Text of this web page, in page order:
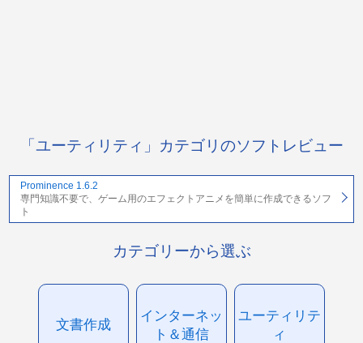
「ユーティリティ」カテゴリのソフトレビュー
Prominence 1.6.2
専門知識不要で、ゲーム用のエフェクトアニメを簡単に作成できるソフ
ト
カテゴリーから選ぶ
文書作成
インターネッ
ト＆通信
ユーティリテ
ィ